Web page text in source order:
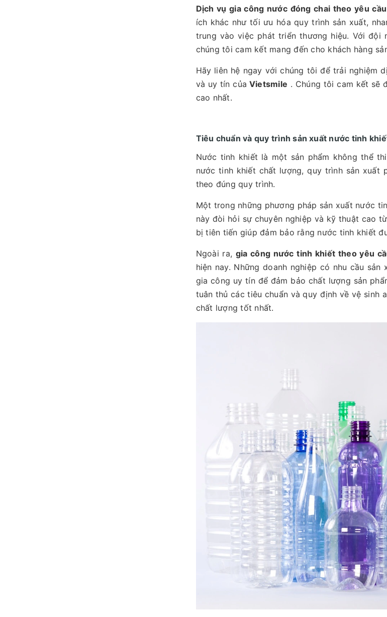
Dịch vụ gia công nước đóng chai theo yêu cầu
ích khác như tối ưu hóa quy trình sản xuất,
trung vào việc phát triển thương hiệu. Với đội
chúng tôi cam kết mang đến cho khách hàng
Hãy liên hệ ngay với chúng tôi để trải nghiệm
và uy tín của Vietsmile . Chúng tôi cam kết sẽ
cao nhất.
Tiêu chuẩn và quy trình sản xuất nước tinh
Nước tinh khiết là một sản phẩm không thể
nước tinh khiết chất lượng, quy trình sản xuất
theo đúng quy trình.
Một trong những phương pháp sản xuất nước
này đòi hỏi sự chuyên nghiệp và kỹ thuật cao
bị tiên tiến giúp đảm bảo rằng nước tinh khiết
Ngoài ra, gia công nước tinh khiết theo yêu
hiện nay. Những doanh nghiệp có nhu cầu
gia công uy tín để đảm bảo chất lượng sản
tuân thủ các tiêu chuẩn và quy định về vệ sinh
chất lượng tốt nhất.